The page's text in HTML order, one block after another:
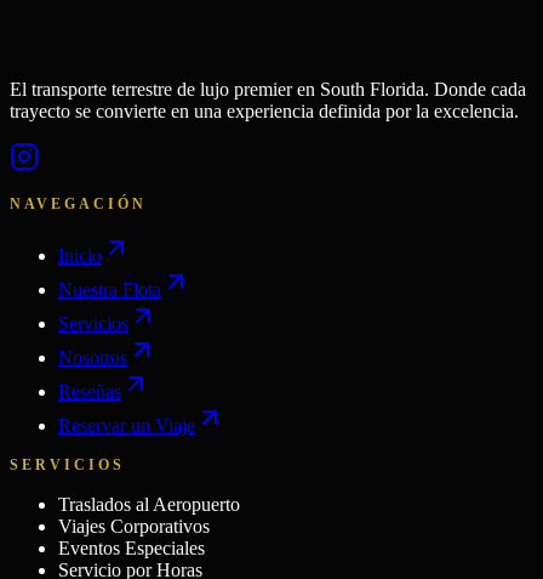
El transporte terrestre de lujo premier en South Florida. Donde cada
trayecto se convierte en una experiencia definida por la excelencia.
NAVEGACIÓN
Inicio
Nuestra Flota
Servicios
Nosotros
Reseñas
Reservar un Viaje
SERVICIOS
Traslados al Aeropuerto
Viajes Corporativos
Eventos Especiales
Servicio por Horas